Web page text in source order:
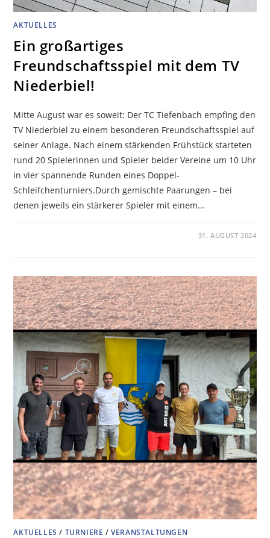
AKTUELLES
Ein großartiges
Freundschaftsspiel mit dem TV
Niederbiel!
Mitte August war es soweit: Der TC Tiefenbach empfing den
TV Niederbiel zu einem besonderen Freundschaftsspiel auf
seiner Anlage. Nach einem stärkenden Frühstück starteten
rund 20 Spielerinnen und Spieler beider Vereine um 10 Uhr
in vier spannende Runden eines Doppel-
Schleifchenturniers.Durch gemischte Paarungen – bei
denen jeweils ein stärkerer Spieler mit einem…
31. AUGUST 2024
AKTUELLES / TURNIERE /VERANSTALTUNGEN